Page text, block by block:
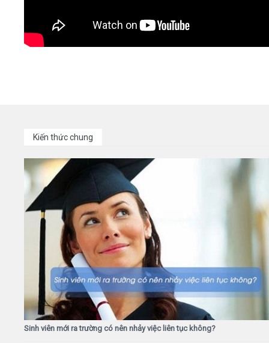
Kiến thức chung
Sinh viên mới ra trường có nên nhảy việc liên tục không?